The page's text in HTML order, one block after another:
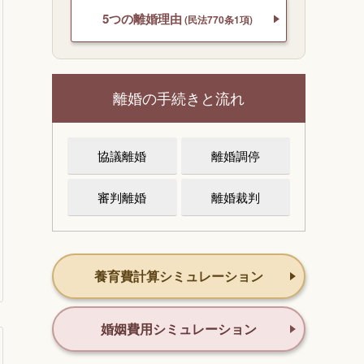
5つの離婚理由 (民法770条1項)
離婚の手続きと流れ
協議離婚 離婚調停
審判離婚 離婚裁判
養育費計算シミュレーション
婚姻費用シミュレーション